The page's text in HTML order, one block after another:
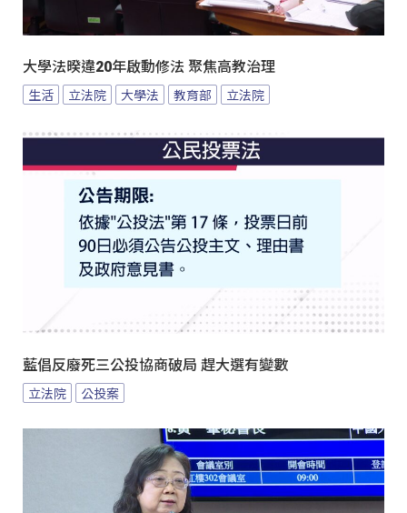
大學法暌違20年啟動修法 聚焦高教治理
生活 立法院 大學法 教育部 立法院
藍倡反廢死三公投協商破局 趕大選有變數
立法院 公投案